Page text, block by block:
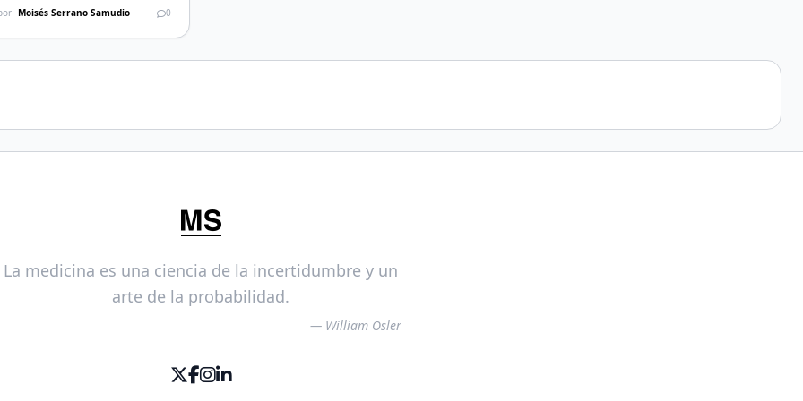
sudo -H -u edxapp bash $ source
1$ ./manage.py lms --
Moisés Serrano Samudio 0
La medicina es una ciencia de la incertidumbre y un
arte de la probabilidad.
— William Osler